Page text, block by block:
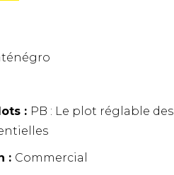
: PB : Le plot réglable des
: Commercial